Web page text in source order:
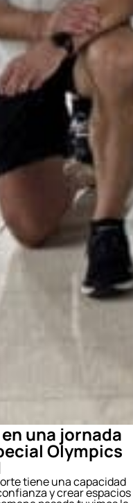
una jornada
Olympics
tiene una capacidad
y crear espacios